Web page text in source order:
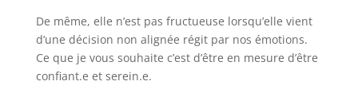
De même, elle n’est pas fructueuse lorsqu’elle vient
d’une décision non alignée régit par nos émotions.
Ce que je vous souhaite c’est d’être en mesure d’être
confiant.e et serein.e.